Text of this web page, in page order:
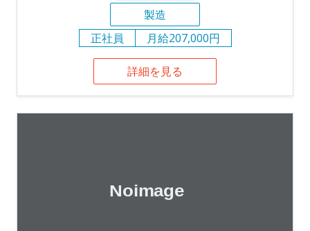
製造
正社員
月給207,000円
詳細を見る